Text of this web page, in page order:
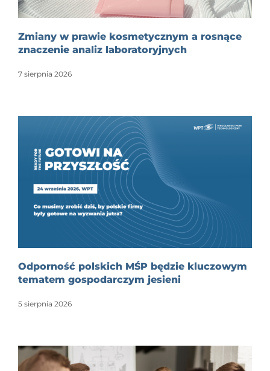
Zmiany w prawie kosmetycznym a rosnące
znaczenie analiz laboratoryjnych
7 sierpnia 2026
Odporność polskich MŚP będzie kluczowym
tematem gospodarczym jesieni
5 sierpnia 2026